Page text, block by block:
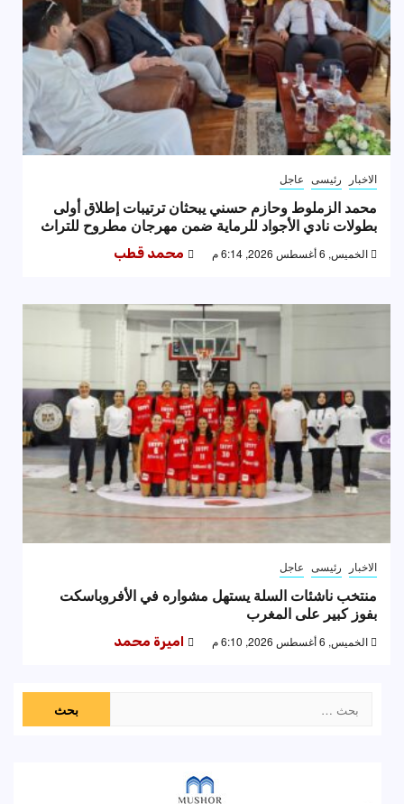
الاخبار رئيسى عاجل
محمد الزملوط وحازم حسني يبحثان ترتيبات إطلاق أولى
بطولات نادي الأجواد للرماية ضمن مهرجان مطروح للتراث
الخميس, 6 أغسطس 2026, 6:14 م محمد قطب
الاخبار رئيسى عاجل
منتخب ناشئات السلة يستهل مشواره في الأفروباسكت
بفوز كبير على المغرب
الخميس, 6 أغسطس 2026, 6:10 م اميرة محمد
عن: